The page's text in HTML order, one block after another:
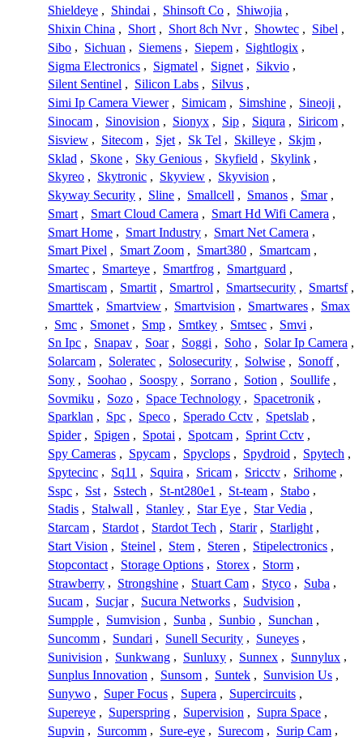
Shieldeye , Shindai , Shinsoft Co , Shiwojia ,
Shixin China , Short , Short 8ch Nvr , Showtec , Sibel ,
Sibo , Sichuan , Siemens , Siepem , Sightlogix ,
Sigma Electronics , Sigmatel , Signet , Sikvio ,
Silent Sentinel , Silicon Labs , Silvus ,
Simi Ip Camera Viewer , Simicam , Simshine , Sineoji ,
Sinocam , Sinovision , Sionyx , Sip , Siqura , Siricom ,
Sisview , Sitecom , Sjet , Sk Tel , Skilleye , Skjm ,
Sklad , Skone , Sky Genious , Skyfield , Skylink ,
Skyreo , Skytronic , Skyview , Skyvision ,
Skyway Security , Sline , Smallcell , Smanos , Smar ,
Smart , Smart Cloud Camera , Smart Hd Wifi Camera ,
Smart Home , Smart Industry , Smart Net Camera ,
Smart Pixel , Smart Zoom , Smart380 , Smartcam ,
Smartec , Smarteye , Smartfrog , Smartguard ,
Smartiscam , Smartit , Smartrol , Smartsecurity , Smartsf ,
Smarttek , Smartview , Smartvision , Smartwares , Smax
, Smc , Smonet , Smp , Smtkey , Smtsec , Smvi ,
Sn Ipc , Snapav , Soar , Soggi , Soho , Solar Ip Camera ,
Solarcam , Soleratec , Solosecurity , Solwise , Sonoff ,
Sony , Soohao , Soospy , Sorrano , Sotion , Soullife ,
Sovmiku , Sozo , Space Technology , Spacetronik ,
Sparklan , Spc , Speco , Sperado Cctv , Spetslab ,
Spider , Spigen , Spotai , Spotcam , Sprint Cctv ,
Spy Cameras , Spycam , Spyclops , Spydroid , Spytech ,
Spytecinc , Sq11 , Squira , Sricam , Sricctv , Srihome ,
Sspc , Sst , Sstech , St-nt280e1 , St-team , Stabo ,
Stadis , Stalwall , Stanley , Star Eye , Star Vedia ,
Starcam , Stardot , Stardot Tech , Starir , Starlight ,
Start Vision , Steinel , Stem , Steren , Stipelectronics ,
Stopcontact , Storage Options , Storex , Storm ,
Strawberry , Strongshine , Stuart Cam , Styco , Suba ,
Sucam , Sucjar , Sucura Networks , Sudvision ,
Sumpple , Sumvision , Sunba , Sunbio , Sunchan ,
Suncomm , Sundari , Sunell Security , Suneyes ,
Sunivision , Sunkwang , Sunluxy , Sunnex , Sunnylux ,
Sunplus Innovation , Sunsom , Suntek , Sunvision Us ,
Sunywo , Super Focus , Supera , Supercircuits ,
Supereye , Superspring , Supervision , Supra Space ,
Supvin , Surcomm , Sure-eye , Surecom , Surip Cam ,